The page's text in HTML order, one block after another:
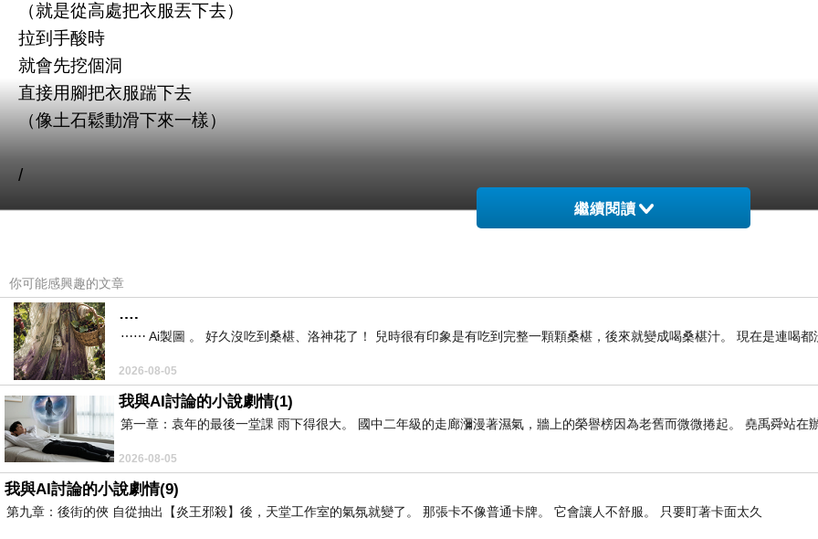
（就是從高處把衣服丟下去）
拉到手酸時
就會先挖個洞
直接用腳把衣服踹下去
（像土石鬆動滑下來一樣）
/
一樓快接近一樓半的高度吧！
崽崽下來的方式
跟其他人不一樣
其他人都是慢慢地
用坐的方式往下
崽崽是直接當溜滑梯玩
滑下來
繼續閱讀
你可能感興趣的文章
….
⋯⋯ Ai製圖 。 好久沒吃到桑椹、洛神花了！ 兒時很有印象是有吃到完整一顆顆桑椹，後來就變成喝桑椹汁。 現在是連喝都
2026-08-05
我與AI討論的小說劇情(1)
第一章：袁年的最後一堂課 雨下得很大。 國中二年級的走廊瀰漫著濕氣，牆上的榮譽榜因為老舊而微微捲起。 堯禹舜站在
2026-08-05
我與AI討論的小說劇情(9)
第九章：後街的俠 自從抽出【炎王邪殺】後，天堂工作室的氣氛就變了。 那張卡不像普通卡牌。 它會讓人不舒服。 只要盯著卡面太久